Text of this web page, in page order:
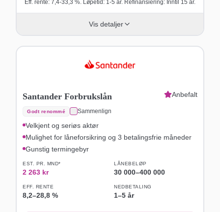
Eff. rente: 7,4-33,3 %. Løpetid: 1-5 år. Refinansiering: Inntil 15 år.
Vis detaljer
Santander Forbrukslån
Godt renommé Sammenlign
Anbefalt
Velkjent og seriøs aktør
Mulighet for låneforsikring og 3 betalingsfrie måneder
Gunstig termingebyr
EST. PR. MND*
2 263 kr
LÅNEBELØP
30 000–400 000
EFF. RENTE
8,2–28,8 %
NEDBETALING
1–5 år